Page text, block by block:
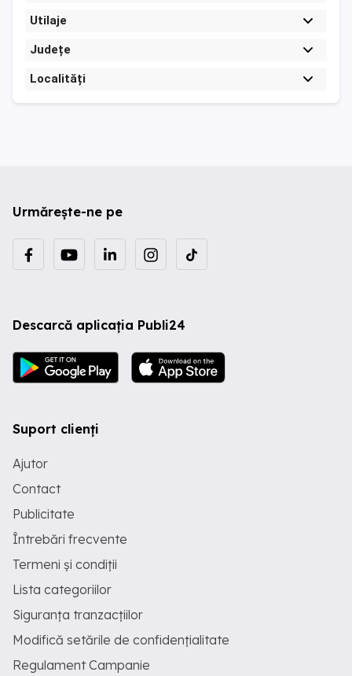
Utilaje
Județe
Localități
Urmărește-ne pe
Descarcă aplicația Publi24
Suport clienți
Ajutor
Contact
Publicitate
Întrebări frecvente
Termeni și condiții
Lista categoriilor
Siguranța tranzacțiilor
Modifică setările de confidențialitate
Regulament Campanie